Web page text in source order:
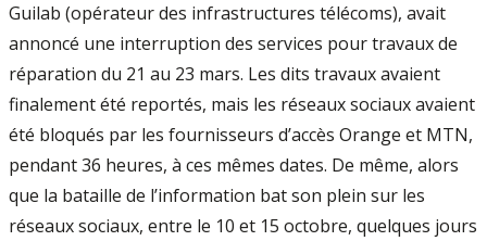
Guilab (opérateur des infrastructures télécoms), avait
annoncé une interruption des services pour travaux de
réparation du 21 au 23 mars. Les dits travaux avaient
finalement été reportés, mais les réseaux sociaux avaient
été bloqués par les fournisseurs d’accès Orange et MTN,
pendant 36 heures, à ces mêmes dates. De même, alors
que la bataille de l’information bat son plein sur les
réseaux sociaux, entre le 10 et 15 octobre, quelques jours